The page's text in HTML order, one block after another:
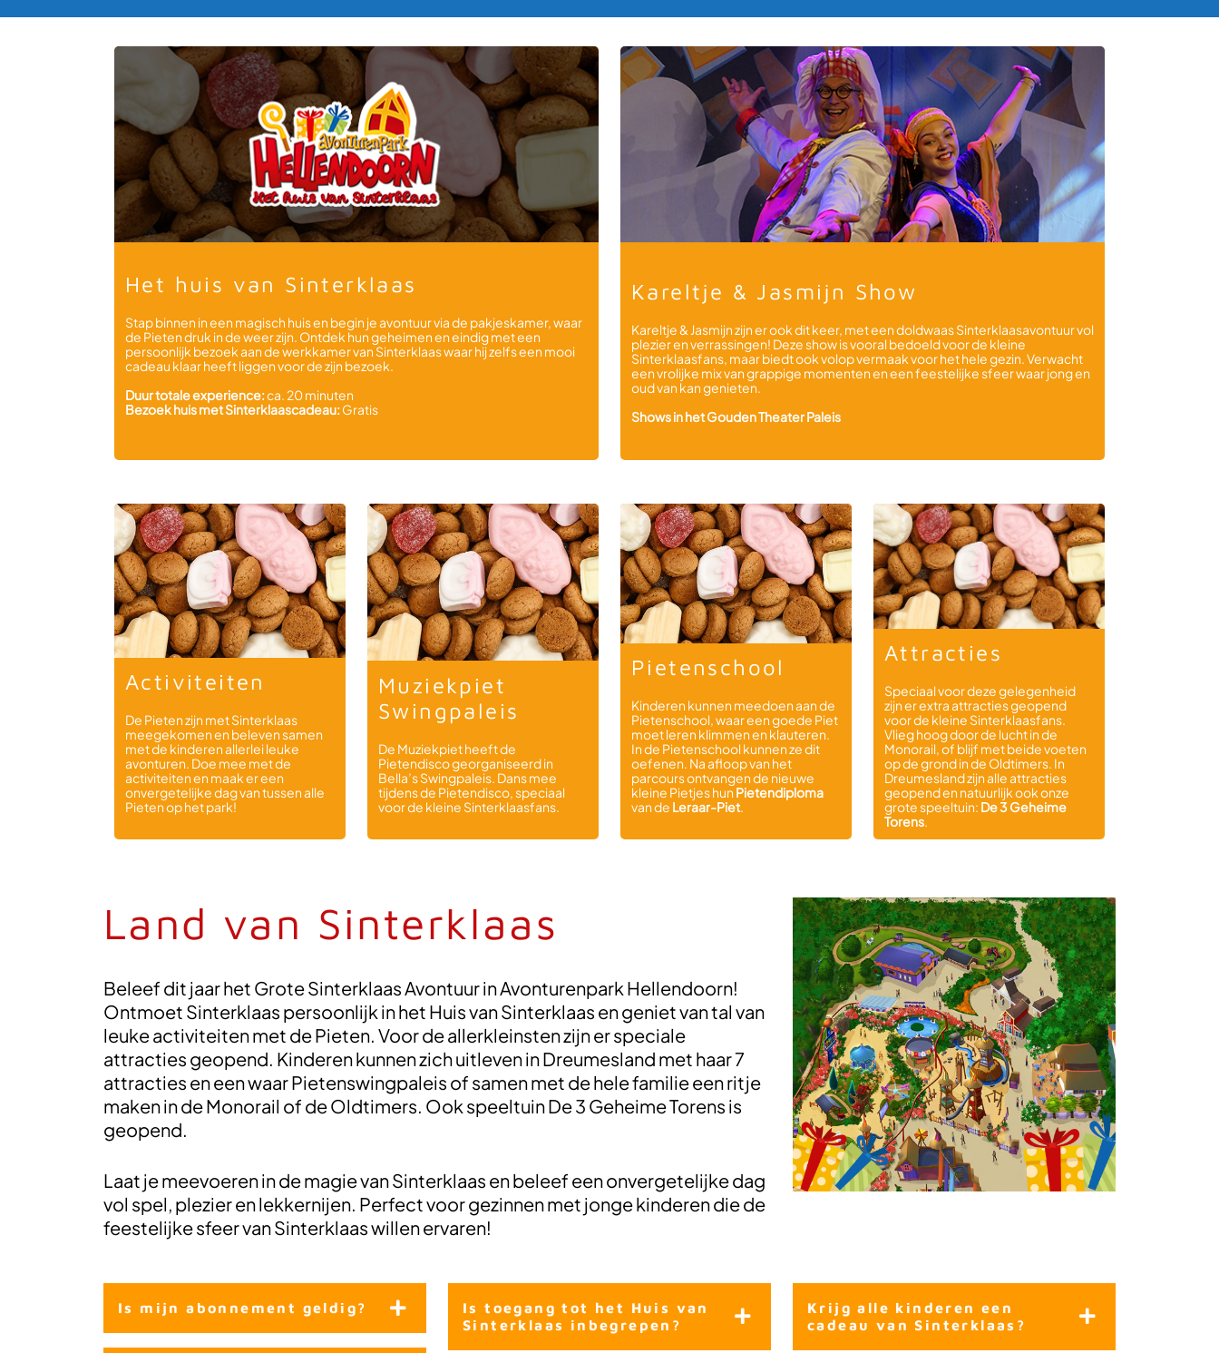
Het huis van Sinterklaas
Stap binnen in een magisch huis en begin je avontuur via de pakjeskamer, waar
de Pieten druk in de weer zijn. Ontdek hun geheimen en eindig met een
persoonlijk bezoek aan de werkkamer van Sinterklaas waar hij zelfs een mooi
cadeau klaar heeft liggen voor de zijn bezoek.
Duur totale experience:ca. 20 minuten
Bezoek huis met Sinterklaascadeau:Gratis
Kareltje & Jasmijn Show
Kareltje & Jasmijn zijn er ook dit keer, met een doldwaas Sinterklaasavontuur vol
plezier en verrassingen! Deze show is vooral bedoeld voor de kleine
Sinterklaasfans, maar biedt ook volop vermaak voor het hele gezin. Verwacht
een vrolijke mix van grappige momenten en een feestelijke sfeer waar jong en
oud van kan genieten.
Shows in het Gouden Theater Paleis
Activiteiten
De Pieten zijn met Sinterklaas
meegekomen en beleven samen
met de kinderen allerlei leuke
avonturen. Doe mee met de
activiteiten en maak er een
onvergetelijke dag van tussen alle
Pieten op het park!
Muziekpiet
Swingpaleis
De Muziekpiet heeft de
Pietendisco georganiseerd in
Bella’s Swingpaleis. Dans mee
tijdens de Pietendisco, speciaal
voor de kleine Sinterklaasfans.
Pietenschool
Kinderen kunnen meedoen aan de
Pietenschool, waar een goede Piet
moet leren klimmen en klauteren.
In de Pietenschool kunnen ze dit
oefenen. Na afloop van het
parcours ontvangen de nieuwe
kleine Pietjes hun Pietendiploma
van de Leraar-Piet.
Attracties
Speciaal voor deze gelegenheid
zijn er extra attracties geopend
voor de kleine Sinterklaasfans.
Vlieg hoog door de lucht in de
Monorail, of blijf met beide voeten
op de grond in de Oldtimers. In
Dreumesland zijn alle attracties
geopend en natuurlijk ook onze
grote speeltuin: De 3 Geheime
Torens.
Land van Sinterklaas
Beleef dit jaar het Grote Sinterklaas Avontuur in Avonturenpark Hellendoorn!
Ontmoet Sinterklaas persoonlijk in het Huis van Sinterklaas en geniet van tal van
leuke activiteiten met de Pieten. Voor de allerkleinsten zijn er speciale
attracties geopend. Kinderen kunnen zich uitleven in Dreumesland met haar 7
attracties en een waar Pietenswingpaleis of samen met de hele familie een ritje
maken in de Monorail of de Oldtimers. Ook speeltuin De 3 Geheime Torens is
geopend.
Laat je meevoeren in de magie van Sinterklaas en beleef een onvergetelijke dag
vol spel, plezier en lekkernijen. Perfect voor gezinnen met jonge kinderen die de
feestelijke sfeer van Sinterklaas willen ervaren!
Is mijn abonnement geldig?
Is toegang tot het Huis van
Sinterklaas inbegrepen?
Krijg alle kinderen een
cadeau van Sinterklaas?